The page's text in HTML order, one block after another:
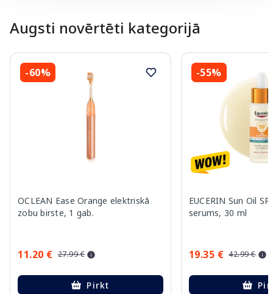
Augsti novērtēti kategorijā
-60%
OCLEAN Ease Orange elektriskā
zobu birste, 1 gab.
11.20 € 27.99 €
Pirkt
-55%
EUCERIN Sun Oil
serums, 30 ml
19.35 € 42.99 €